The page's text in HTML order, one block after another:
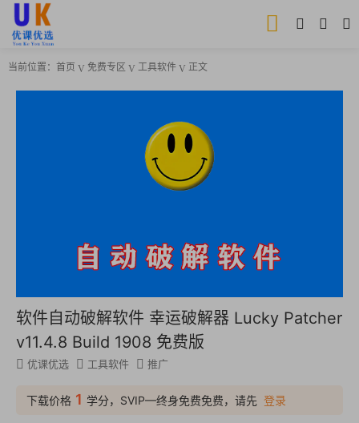
当前位置： 首页 免费专区 工具软件 正文
软件自动破解软件 幸运破解器 Lucky Patcher
v11.4.8 Build 1908 免费版
优课优选 工具软件 推广
下载价格 1 学分，SVIP—终身免费免费，请先 登录